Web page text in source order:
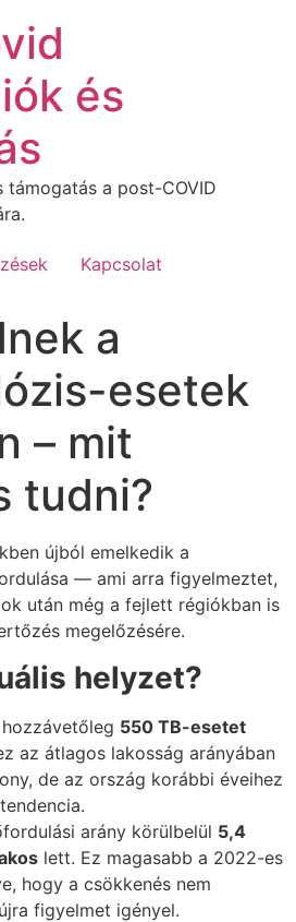
és
a post-COVID
Kapcsolat
a
esetek
– mit
tudni?
újból emelkedik a
— ami arra figyelmeztet,
után még a fejlett régiókban is
megelőzésére.
helyzet?
550 TB-esetet
az átlagos lakosság arányában
de az ország korábbi éveihez
arány körülbelül 5,4
lett. Ez magasabb a 2022-es
hogy a csökkenés nem
figyelmet igényel.